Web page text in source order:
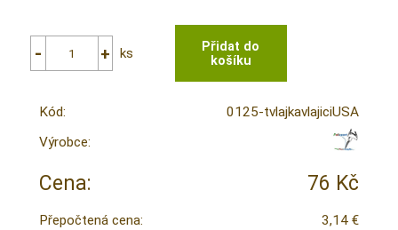
ks
Kód:
0125-tvlajkavlajiciUSA
Výrobce:
Cena: 76 Kč
Přepočtená cena:
3,14 €